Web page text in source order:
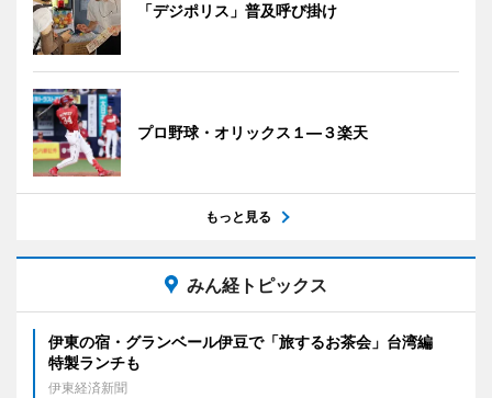
「デジポリス」普及呼び掛け
プロ野球・オリックス１―３楽天
もっと見る
みん経トピックス
伊東の宿・グランベール伊豆で「旅するお茶会」台湾編
特製ランチも
伊東経済新聞